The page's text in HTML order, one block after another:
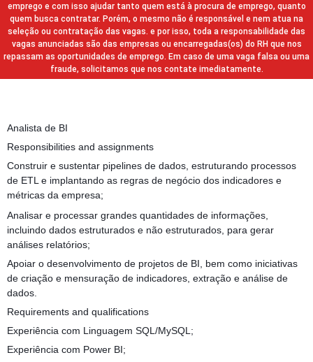
emprego e com isso ajudar tanto quem está à procura de emprego, quanto
quem busca contratar. Porém, o mesmo não é responsável e nem atua na
seleção ou contratação das vagas. e por isso, toda a responsabilidade das
vagas anunciadas são das empresas ou encarregadas(os) do RH que nos
repassam as oportunidades de emprego. Em caso de uma vaga falsa ou uma
fraude, solicitamos que nos contate imediatamente.
Analista de BI
Responsibilities and assignments
Construir e sustentar pipelines de dados, estruturando processos
de ETL e implantando as regras de negócio dos indicadores e
métricas da empresa;
Analisar e processar grandes quantidades de informações,
incluindo dados estruturados e não estruturados, para gerar
análises relatórios;
Apoiar o desenvolvimento de projetos de BI, bem como iniciativas
de criação e mensuração de indicadores, extração e análise de
dados.
Requirements and qualifications
Experiência com Linguagem SQL/MySQL;
Experiência com Power BI;